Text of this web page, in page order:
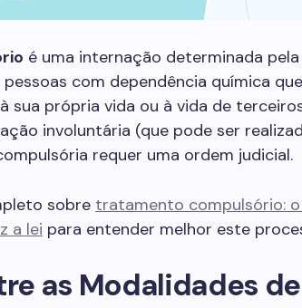
é uma internação determinada
com dependência química que
sua própria vida ou à vida de
involuntária (que pode ser
requer uma ordem judicial.
sobre tratamento compulsório: o
a lei para entender melhor este
as Modalidades de